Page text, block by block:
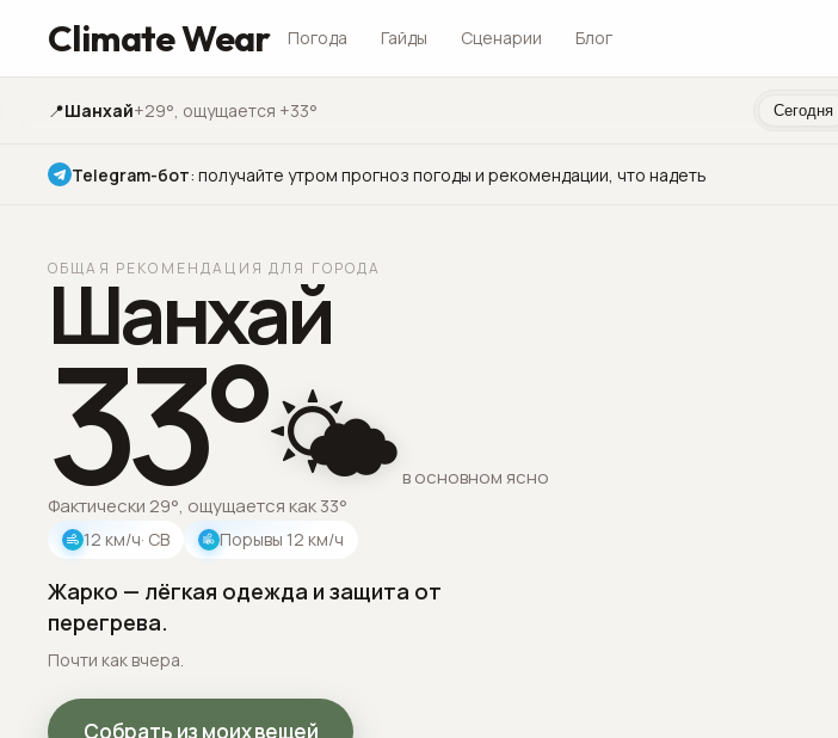
Climate Wear Погода Гайды Сценарии Блог
📍Шанхай+29°, ощущается +33° Сегодня
Telegram-бот: получайте утром прогноз погоды и рекомендации, что надеть
ОБЩАЯ РЕКОМЕНДАЦИЯ ДЛЯ ГОРОДА
Шанхай
33°🌤️в основном ясно
Фактически 29°, ощущается как 33°
12 км/ч· СВ Порывы 12 км/ч
Жарко — лёгкая одежда и защита от
перегрева.
Почти как вчера.
Собрать из моих вещей